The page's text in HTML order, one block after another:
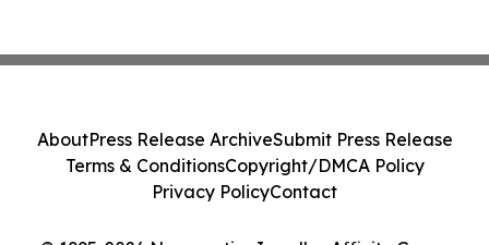
AboutPress Release ArchiveSubmit Press Release
Terms & ConditionsCopyright/DMCA Policy
Privacy PolicyContact